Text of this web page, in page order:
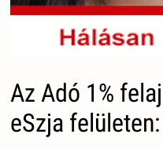
Az Adó 1%
eSzja felületen: